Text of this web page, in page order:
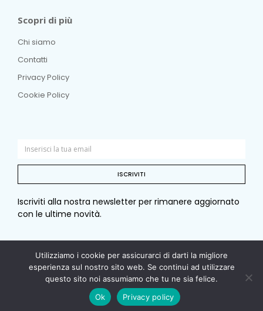
Scopri di più
Chi siamo
Contatti
Privacy Policy
Cookie Policy
ISCRIVITI
Iscriviti alla nostra newsletter per rimanere aggiornato
con le ultime novità.
© Copyright 2026 Sotto e sopra. Tutti i diritti riservati. –
P. I. 00979840964 – C.F. 09786160151
Utilizziamo i cookie per assicurarci di darti la migliore
esperienza sul nostro sito web. Se continui ad utilizzare
questo sito noi assumiamo che tu ne sia felice.
Ok
Privacy policy